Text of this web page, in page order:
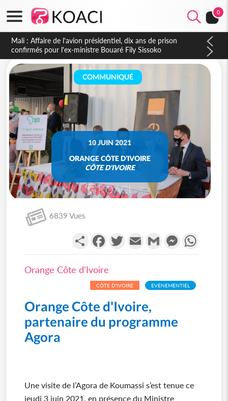
0
COMMUNIQUÉ
10 JUIN 2021
ORANGE CÔTE D’IVOIRE
CÔTE D'IVOIRE
6839 Vues
PartagerFacebookTwitterEmail Gmail Messenger
Orange Côte d’Ivoire
CÔTE D'IVOIRE EVENEMENTIEL
Orange Côte d'Ivoire,
partenaire du programme
Agora
Une visite de l’Agora de Koumassi s’est tenue ce
jeudi 3 juin 2021, en présence du Ministre